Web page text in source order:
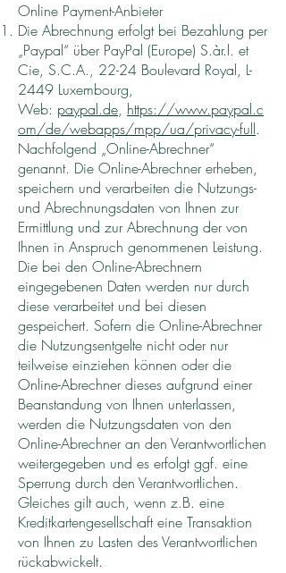
Online Payment-Anbieter
Die Abrechnung erfolgt bei Bezahlung per
„Paypal“ über PayPal (Europe) S.àr.l. et
Cie, S.C.A., 22-24 Boulevard Royal, L-
2449 Luxembourg,
Web: paypal.de, https://www.paypal.c
om/de/webapps/mpp/ua/privacy-full.
Nachfolgend „Online-Abrechner“
genannt. Die Online-Abrechner erheben,
speichern und verarbeiten die Nutzungs-
und Abrechnungsdaten von Ihnen zur
Ermittlung und zur Abrechnung der von
Ihnen in Anspruch genommenen Leistung.
Die bei den Online-Abrechnern
eingegebenen Daten werden nur durch
diese verarbeitet und bei diesen
gespeichert. Sofern die Online-Abrechner
die Nutzungsentgelte nicht oder nur
teilweise einziehen können oder die
Online-Abrechner dieses aufgrund einer
Beanstandung von Ihnen unterlassen,
werden die Nutzungsdaten von den
Online-Abrechner an den Verantwortlichen
weitergegeben und es erfolgt ggf. eine
Sperrung durch den Verantwortlichen.
Gleiches gilt auch, wenn z.B. eine
Kreditkartengesellschaft eine Transaktion
von Ihnen zu Lasten des Verantwortlichen
rückabwickelt.